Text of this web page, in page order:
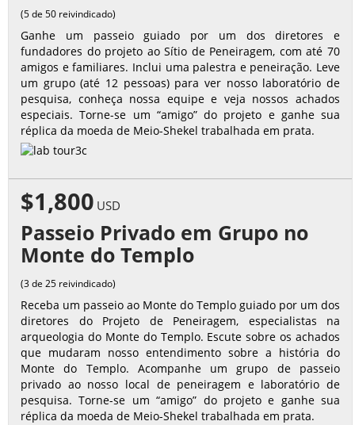
(5 de 50 reivindicado)
Ganhe um passeio guiado por um dos diretores e
fundadores do projeto ao Sítio de Peneiragem, com até 70
amigos e familiares. Inclui uma palestra e peneiração. Leve
um grupo (até 12 pessoas) para ver nosso laboratório de
pesquisa, conheça nossa equipe e veja nossos achados
especiais. Torne-se um “amigo” do projeto e ganhe sua
réplica da moeda de Meio-Shekel trabalhada em prata.
$1,800 USD
Passeio Privado em Grupo no
Monte do Templo
(3 de 25 reivindicado)
Receba um passeio ao Monte do Templo guiado por um dos
diretores do Projeto de Peneiragem, especialistas na
arqueologia do Monte do Templo. Escute sobre os achados
que mudaram nosso entendimento sobre a história do
Monte do Templo. Acompanhe um grupo de passeio
privado ao nosso local de peneiragem e laboratório de
pesquisa. Torne-se um “amigo” do projeto e ganhe sua
réplica da moeda de Meio-Shekel trabalhada em prata.